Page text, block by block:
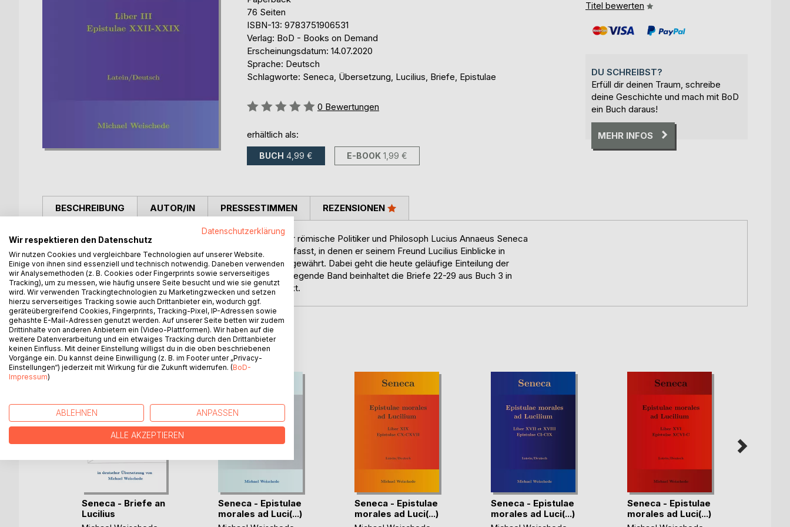
76 Seiten
ISBN-13: 9783751906531
Verlag: BoD - Books on Demand
Erscheinungsdatum: 14.07.2020
Sprache: Deutsch
Schlagworte: Seneca, Übersetzung, Lucilius, Briefe, Epistulae
Bewertung::
0 Bewertungen
erhältlich als:
BUCH 4,99 € E-BOOK 1,99 €
Titel bewerten
DU SCHREIBST?
Erfüll dir deinen Traum, schreibe
deine Geschichte und mach mit BoD
ein Buch daraus!
MEHR INFOS
BESCHREIBUNG
In den 60er-Jahren des ersten Jahrhunderts n. Chr. hat der römische Politiker und Philosoph Lucius Annaeus Seneca
(Seneca der Jüngere) eine Sammlung von 124 Briefen verfasst, in denen er seinem Freund Lucilius Einblicke in
seine persönliche Ausdeutung der stoischen Philosophie gewährt. Dabei geht die heute geläufige Einteilung der
Briefe in 20 Bücher bereits auf die Antike zurück. Der vorliegende Band beinhaltet die Briefe 22-29 aus Buch 3 in
deutscher Übersetzung sowie den lateinischen Originaltext.
AUTOR/IN PRESSESTIMMEN REZENSIONEN
WEITERE TITEL BEIBoD
Seneca - Briefe an
Lucilius
Seneca - Epistulae
morales ad Luci(...)
Seneca - Epistulae
morales ad Luci(...)
Seneca - Epistulae
morales ad Luci(...)
Seneca - Epistulae
morales ad Luci(...)
Datenschutzerklärung
Wir respektieren den Datenschutz
Wir nutzen Cookies und vergleichbare Technologien auf unserer Website.
Einige von ihnen sind essenziell und technisch notwendig. Daneben verwenden
wir Analysemethoden (z. B. Cookies oder Fingerprints sowie serverseitiges
Tracking), um zu messen, wie häufig unsere Seite besucht und wie sie genutzt
wird. Wir verwenden Trackingtechnologien zu Marketingzwecken und setzen
hierzu serverseitiges Tracking sowie auch Drittanbieter ein, wodurch ggf.
geräteübergreifend Cookies, Fingerprints, Tracking-Pixel, IP-Adressen sowie
gehashte E-Mail-Adressen genutzt werden. Auf unserer Seite betten wir zudem
Drittinhalte von anderen Anbietern ein (Video-Plattformen). Wir haben auf die
weitere Datenverarbeitung und ein etwaiges Tracking durch den Drittanbieter
keinen Einfluss. Mit deiner Einstellung willigst du in die oben beschriebenen
Vorgänge ein. Du kannst deine Einwilligung (z. B. im Footer unter „Privacy-
Einstellungen“) jederzeit mit Wirkung für die Zukunft widerrufen. (BoD-
Impressum)
ABLEHNEN ANPASSEN
ALLE AKZEPTIEREN